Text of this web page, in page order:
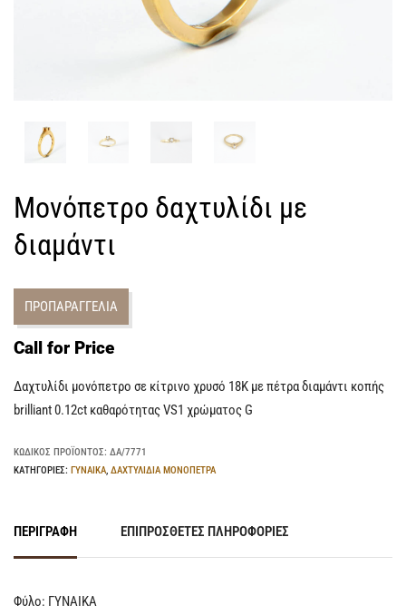
Μονόπετρο δαχτυλίδι με
διαμάντι
ΠΡΟΠΑΡΑΓΓΕΛΙΑ
Call for Price
Δαχτυλίδι μονόπετρο σε κίτρινο χρυσό 18Κ με πέτρα διαμάντι κοπής
brilliant 0.12ct καθαρότητας VS1 χρώματος G
ΚΩΔΙΚΌΣ ΠΡΟΪΌΝΤΟΣ: ΔΑ/7771
ΚΑΤΗΓΟΡΊΕΣ: ΓΥΝΑΙΚΑ, ΔΑΧΤΥΛΙΔΙΑ ΜΟΝΟΠΕΤΡΑ
ΠΕΡΙΓΡΑΦΉ ΕΠΙΠΡΌΣΘΕΤΕΣ ΠΛΗΡΟΦΟΡΊΕΣ
Φύλο: ΓYNAIKA